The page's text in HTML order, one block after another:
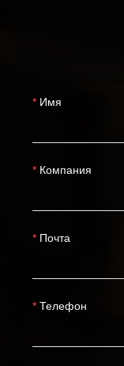
Имя
Компания
Почта
Телефон